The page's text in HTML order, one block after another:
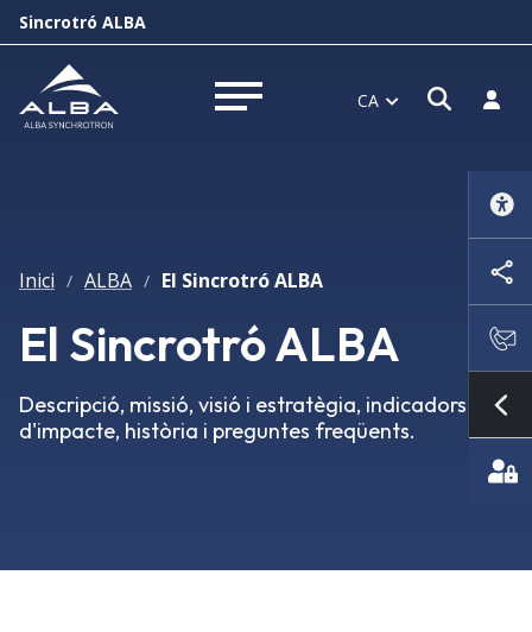
Sincrotró ALBA
Obrir menú CA Obrir
Inici / ALBA / El Sincrotró ALBA
El Sincrotró ALBA
Descripció, missió, visió i estratègia, indicadors
d'impacte, història i preguntes freqüents.